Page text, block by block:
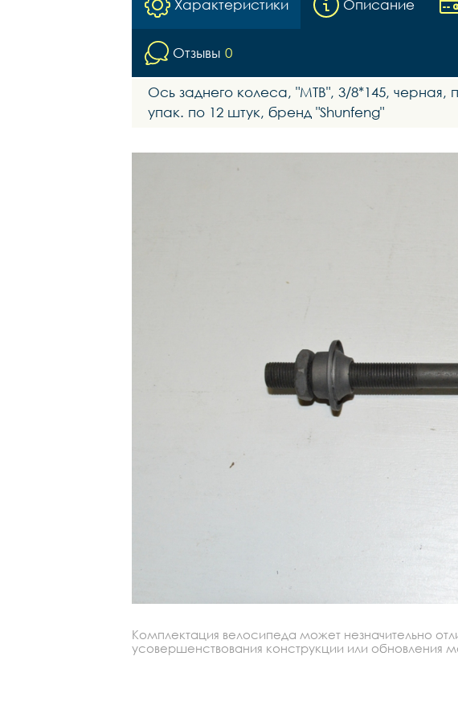
Характеристики Описание
Отзывы 0
Ось заднего колеса, "МТВ", 3/8*145,
упак. по 12 штук, бренд "Shunfeng"
Комплектация велосипеда может незначительно
усовершенствования конструкции или обновления